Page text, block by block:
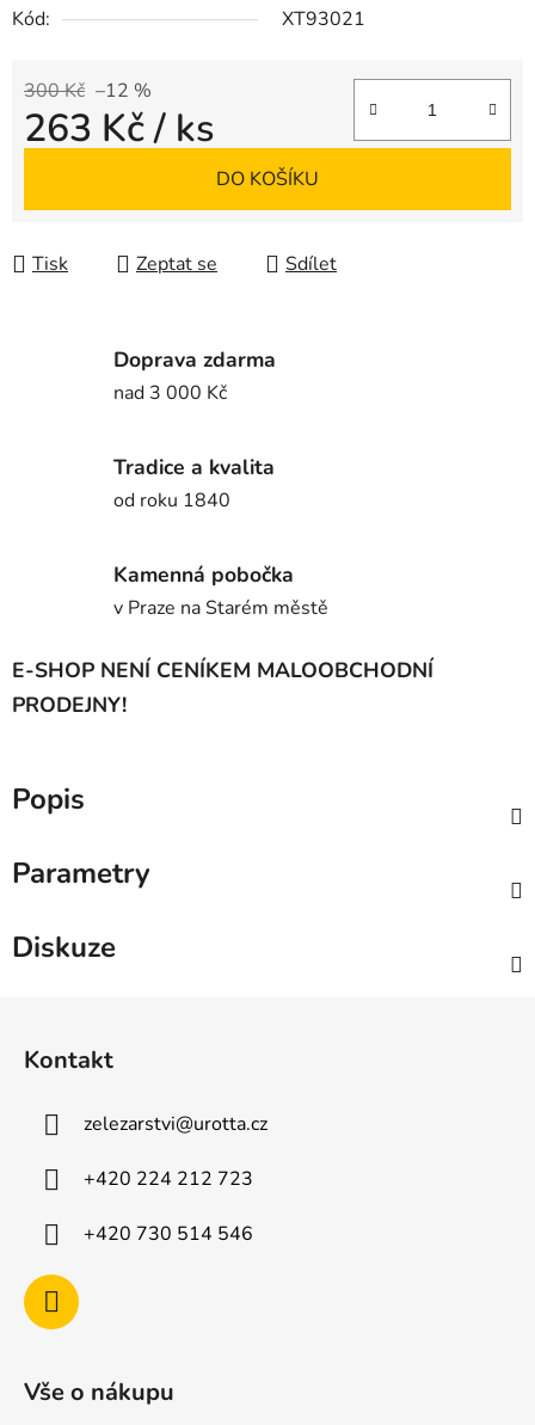
Kód:
XT93021
300 Kč –12 %
263 Kč/ ks
DO KOŠÍKU
Tisk Zeptat se Sdílet
Doprava zdarma
nad 3 000 Kč
Tradice a kvalita
od roku 1840
Kamenná pobočka
v Praze na Starém městě
E-SHOP NENÍ CENÍKEM MALOOBCHODNÍ
PRODEJNY!
Popis
Parametry
Diskuze
Kontakt
zelezarstvi@urotta.cz
+420 224 212 723
+420 730 514 546
Vše o nákupu